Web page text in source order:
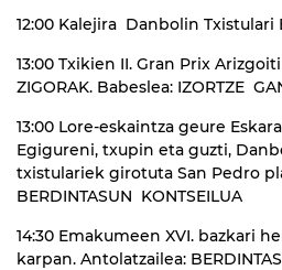
12:00 Kalejira Danbolin Txistulari
13:00 Txikien II. Gran Prix
ZIGORAK. Babeslea: IZORTZE
13:00 Lore-eskaintza geure
Egigureni, txupin eta guzti,
txistulariek girotuta San Pedro
BERDINTASUN KONTSEILUA
14:30 Emakumeen XVI. bazkari
karpan. Antolatzailea: